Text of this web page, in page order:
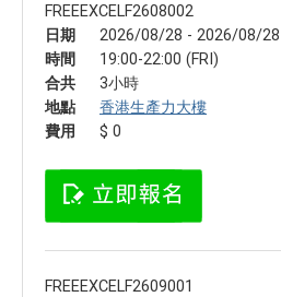
FREEEXCELF2608002
日期
2026/08/28 - 2026/08/28
時間
19:00-22:00 (FRI)
合共
3小時
地點
香港生產力大樓
費用
$ 0
FREEEXCELF2609001